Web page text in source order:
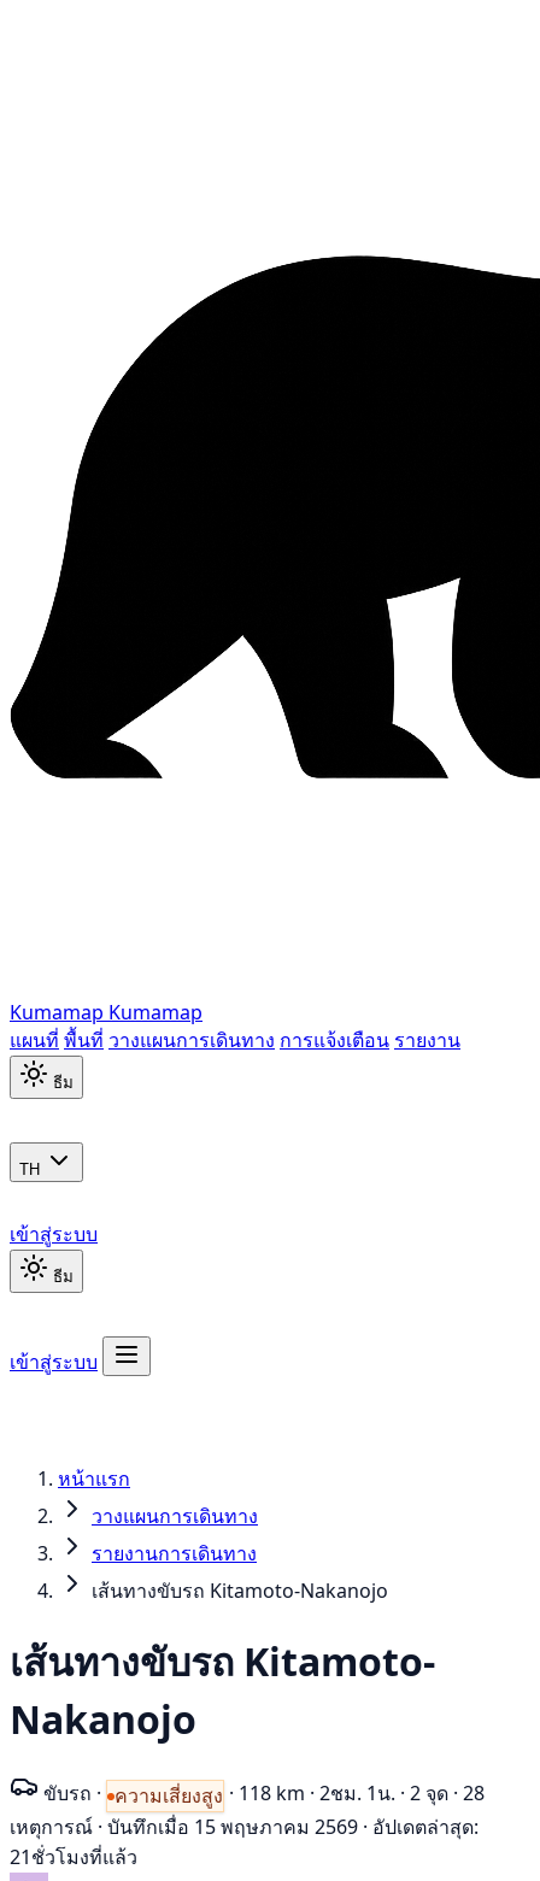
Kumamap Kumamap
แผนที่ พื้นที่ วางแผนการเดินทาง การแจ้งเตือน รายงาน
ธีม
TH
เข้าสู่ระบบ
ธีม
เข้าสู่ระบบ
หน้าแรก
วางแผนการเดินทาง
รายงานการเดินทาง
เส้นทางขับรถ Kitamoto-Nakanojo
เส้นทางขับรถ Kitamoto-
Nakanojo
ขับรถ · ความเสี่ยงสูง · 118 km · 2ชม. 1น. · 2 จุด · 28
เหตุการณ์ · บันทึกเมื่อ 15 พฤษภาคม 2569 · อัปเดตล่าสุด:
21ชั่วโมงที่แล้ว